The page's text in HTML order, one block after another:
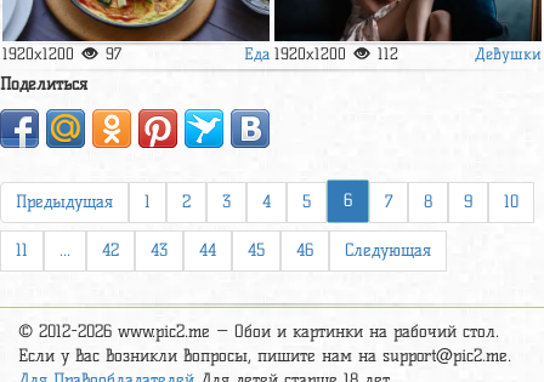
1920x1200 97 Еда 1920x1200 112 Девушки
Поделиться
Предыдущая 1 2 3 4 5 6 7 8 9 10
11 ... 42 43 44 45 46 Следующая
© 2012-2026 www.pic2.me — Обои и картинки на рабочий стол.
Если у вас возникли вопросы, пишите нам на support@pic2.me.